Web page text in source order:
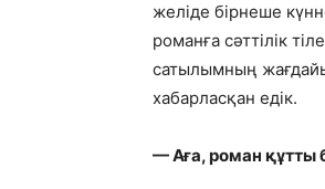
желіде бірнеше
романға сәттілік
сатылымның
хабарласқан едік.
— Аға, роман құтты